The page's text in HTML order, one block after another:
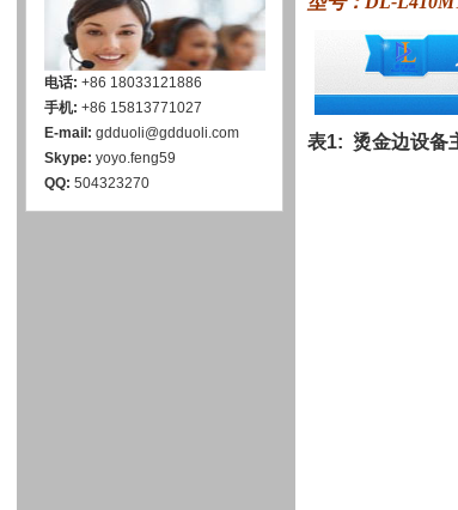
电话: +86 18033121886
手机: +86 15813771027
E-mail: gdduoli@gdduoli.com
Skype: yoyo.feng59
QQ: 504323270
表1: 烫金边设备